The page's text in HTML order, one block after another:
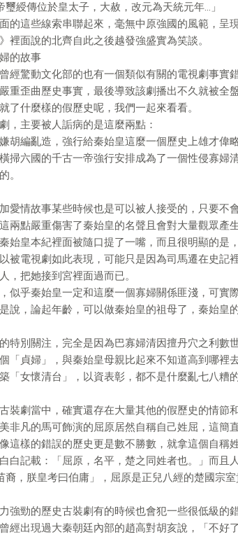
綬傳位於皇太子，大赦，改元為天統元年…」
的這些線索串聯起來，毫無中原強國的風範，呈
裡面說的北齊自此之後越發強盛實為笑談。
的故事
經驚動文化部的也有一個類似有關的電視劇事實
重歪曲歷史事實，最後導致該劇播出不久就被全
了什麼樣的假歷史呢，我們一起來看看。
，主要被人詬病的是這麼兩點：
胡編亂造，強行給秦始皇這麼一個歷史上雄才偉
掃六國的千古一帝強行安排成為了一個性侵寡婦
。
愛情故事某些時候也是可以被人接受的，只要不
兩點嚴重傷害了秦始皇的名聲且會對大量觀眾產
始皇本紀裡面被隨口提了一嘴，而且很明顯的是
被電視劇如此表現，可能只是因為司馬遷在史記
，把她接到宮裡面過而已。
似乎秦始皇一定和這麼一個寡婦關係匪淺，可實
說，論起年齡，可以做秦始皇的祖母了，秦始皇
特別關注，完全是因為巴寡婦清因擅丹穴之利數
「貞婦」，與秦始皇母親比起來不知道高到哪裡
「女懷清台」，以資表彰，都不是什麼亂七八糟的
裝劇當中，確實還存在大量其他的假歷史的情節
非凡的馬可飾演的屈原居然自稱自己姓屈，這簡
這樣的錯誤的歷史更是數不勝數，就拿這個自稱
白記載：「屈原，名平，楚之同姓者也。」而且
，朕皇考曰伯庸」，屈原是正兒八經的楚國宗室
強勁的歷史古裝劇有的時候也會犯一些很低級的
經出現過大秦朝廷內部的趙高對胡亥說，「不好